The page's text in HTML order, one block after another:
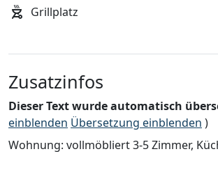
Grillplatz
Zusatzinfos
Dieser Text wurde automatisch
einblenden Übersetzung einblenden )
Wohnung: vollmöbliert 3-5 Zimmer,